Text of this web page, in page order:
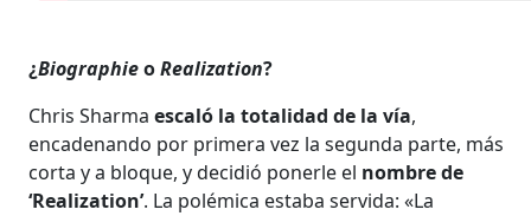
¿BiographieoRealization?
Chris Sharma escaló la totalidad de la vía,
encadenando por primera vez la segunda parte, más
corta y a bloque, y decidió ponerle el nombre de
‘Realization’. La polémica estaba servida: «La